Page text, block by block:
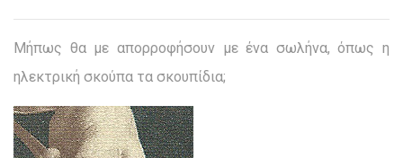
Μήπως θα με απορροφήσουν με ένα σωλήνα, όπως η
ηλεκτρική σκούπα τα σκουπίδια;